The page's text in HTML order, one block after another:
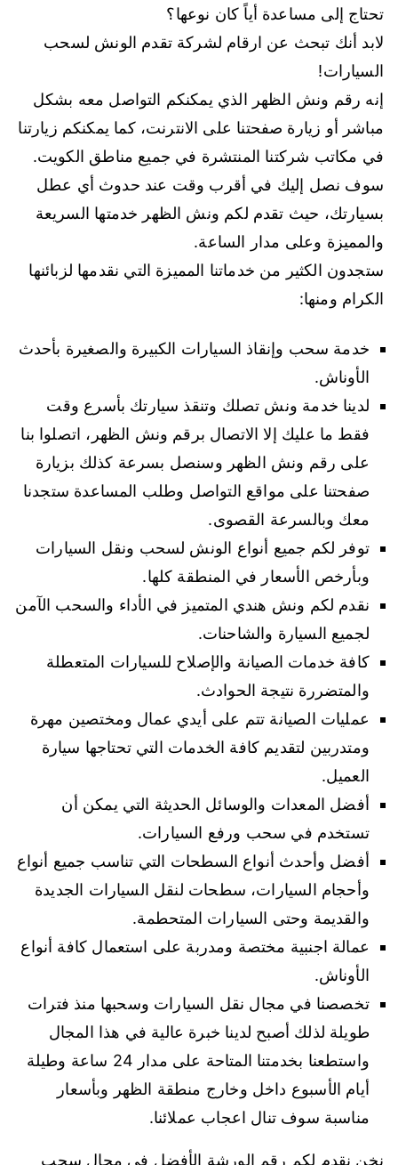
تحتاج إلى مساعدة أياً كان نوعها؟
لابد أنك تبحث عن ارقام لشركة تقدم الونش لسحب
السيارات!
إنه رقم ونش الظهر الذي يمكنكم التواصل معه بشكل
مباشر أو زيارة صفحتنا على الانترنت، كما يمكنكم زيارتنا
في مكاتب شركتنا المنتشرة في جميع مناطق الكويت.
سوف نصل إليك في أقرب وقت عند حدوث أي عطل
بسيارتك، حيث تقدم لكم ونش الظهر خدمتها السريعة
والمميزة وعلى مدار الساعة.
ستجدون الكثير من خدماتنا المميزة التي نقدمها لزبائنها
الكرام ومنها:
خدمة سحب وإنقاذ السيارات الكبيرة والصغيرة بأحدث
الأوناش.
لدينا خدمة ونش تصلك وتنقذ سيارتك بأسرع وقت
فقط ما عليك إلا الاتصال برقم ونش الظهر، اتصلوا بنا
على رقم ونش الظهر وسنصل بسرعة كذلك بزيارة
صفحتنا على مواقع التواصل وطلب المساعدة ستجدنا
معك وبالسرعة القصوى.
توفر لكم جميع أنواع الونش لسحب ونقل السيارات
وبأرخص الأسعار في المنطقة كلها.
نقدم لكم ونش هندي المتميز في الأداء والسحب الآمن
لجميع السيارة والشاحنات.
كافة خدمات الصيانة والإصلاح للسيارات المتعطلة
والمتضررة نتيجة الحوادث.
عمليات الصيانة تتم على أيدي عمال ومختصين مهرة
ومتدربين لتقديم كافة الخدمات التي تحتاجها سيارة
العميل.
أفضل المعدات والوسائل الحديثة التي يمكن أن
تستخدم في سحب ورفع السيارات.
أفضل وأحدث أنواع السطحات التي تناسب جميع أنواع
وأحجام السيارات، سطحات لنقل السيارات الجديدة
والقديمة وحتى السيارات المتحطمة.
عمالة اجنبية مختصة ومدربة على استعمال كافة أنواع
الأوناش.
تخصصنا في مجال نقل السيارات وسحبها منذ فترات
طويلة لذلك أصبح لدينا خبرة عالية في هذا المجال
واستطعنا بخدمتنا المتاحة على مدار 24 ساعة وطيلة
أيام الأسبوع داخل وخارج منطقة الظهر وبأسعار
مناسبة سوف تنال اعجاب عملائنا.
نخن نقدم لكم رقم الورشة الأفضل في مجال سحب